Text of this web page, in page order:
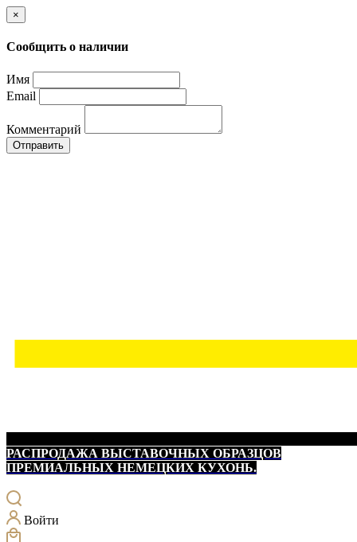
×
Сообщить о наличии
Имя
Email
Комментарий
Отправить
РАСПРОДАЖА ВЫСТАВОЧНЫХ ОБРАЗЦОВ
ПРЕМИАЛЬНЫХ НЕМЕЦКИХ КУХОНЬ.
Войти